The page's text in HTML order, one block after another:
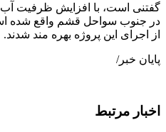
گفتنی است، با افزایش ظرفیت
از اجرای این پروژه بهره مند شدند.
پایان خبر/
اخبار مرتبط